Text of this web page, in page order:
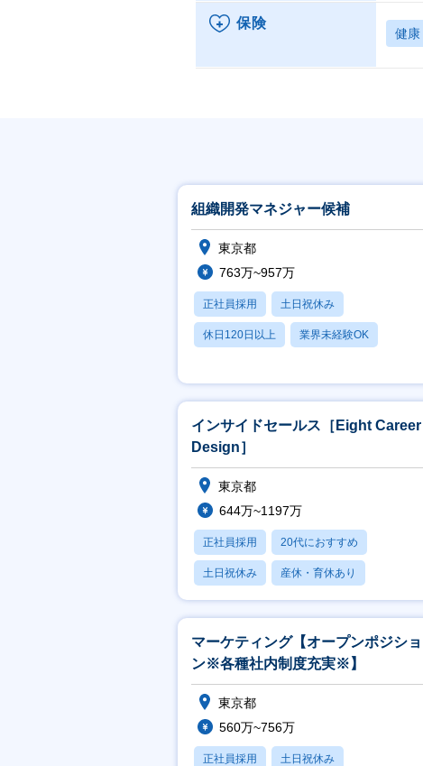
保険
健康
組織開発マネジャー候補
東京都
763万~957万
正社員採用 土日祝休み
休日120日以上 業界未経験OK
インサイドセールス［Eight Career
Design］
東京都
644万~1197万
正社員採用 20代におすすめ
土日祝休み 産休・育休あり
賞与あり
マーケティング【オープンポジショ
ン※各種社内制度充実※】
東京都
560万~756万
正社員採用 土日祝休み